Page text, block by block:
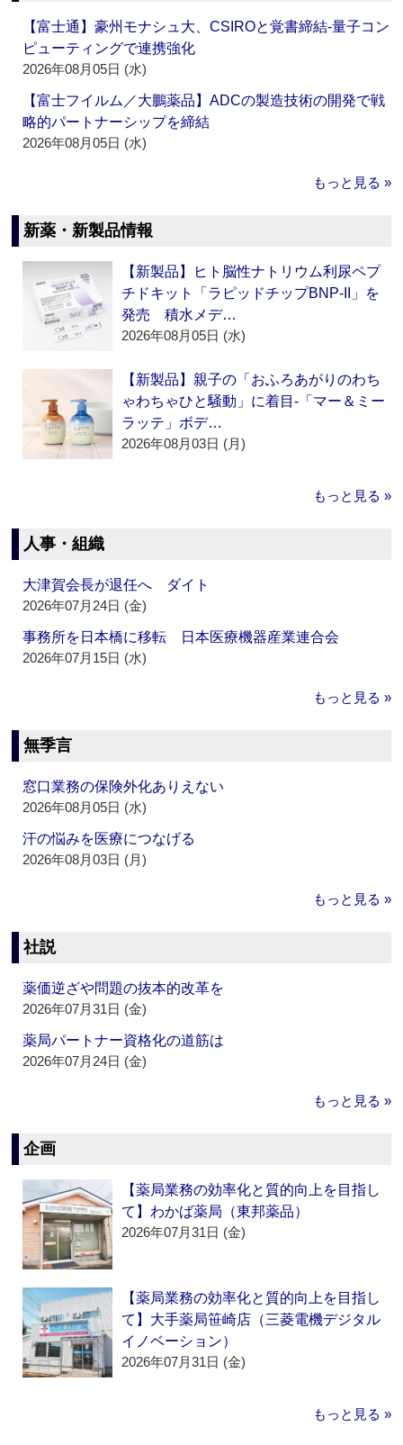
【富士通】豪州モナシュ大、CSIROと覚書締結‐量子コン
ピューティングで連携強化
2026年08月05日 (水)
【富士フイルム／大鵬薬品】ADCの製造技術の開発で戦
略的パートナーシップを締結
2026年08月05日 (水)
もっと見る »
新薬・新製品情報
【新製品】ヒト脳性ナトリウム利尿ペプ
チドキット「ラピッドチップBNP-II」を
発売 積水メデ…
2026年08月05日 (水)
【新製品】親子の「おふろあがりのわち
ゃわちゃひと騒動」に着目‐「マー＆ミー
ラッテ」ボデ…
2026年08月03日 (月)
もっと見る »
人事・組織
大津賀会長が退任へ ダイト
2026年07月24日 (金)
事務所を日本橋に移転 日本医療機器産業連合会
2026年07月15日 (水)
もっと見る »
無季言
窓口業務の保険外化ありえない
2026年08月05日 (水)
汗の悩みを医療につなげる
2026年08月03日 (月)
もっと見る »
社説
薬価逆ざや問題の抜本的改革を
2026年07月31日 (金)
薬局パートナー資格化の道筋は
2026年07月24日 (金)
もっと見る »
企画
【薬局業務の効率化と質的向上を目指し
て】わかば薬局（東邦薬品）
2026年07月31日 (金)
【薬局業務の効率化と質的向上を目指し
て】大手薬局笹崎店（三菱電機デジタル
イノベーション）
2026年07月31日 (金)
もっと見る »